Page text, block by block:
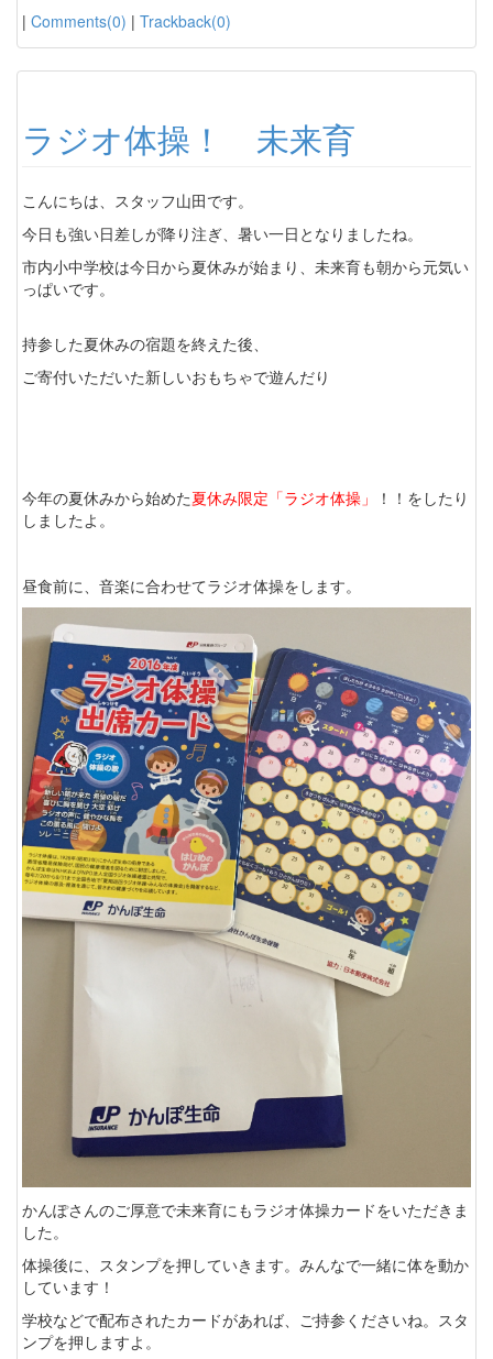
| Comments(0) | Trackback(0)
ラジオ体操！ 未来育
こんにちは、スタッフ山田です。
今日も強い日差しが降り注ぎ、暑い一日となりましたね。
市内小中学校は今日から夏休みが始まり、未来育も朝から元気い
っぱいです。
持参した夏休みの宿題を終えた後、
ご寄付いただいた新しいおもちゃで遊んだり
今年の夏休みから始めた夏休み限定「ラジオ体操」
！！をしたり
しましたよ。
昼食前に、音楽に合わせてラジオ体操をします。
かんぽさんのご厚意で未来育にもラジオ体操カードをいただきま
した。
体操後に、スタンプを押していきます。みんなで一緒に体を動か
しています！
学校などで配布されたカードがあれば、ご持参くださいね。スタ
ンプを押しますよ。